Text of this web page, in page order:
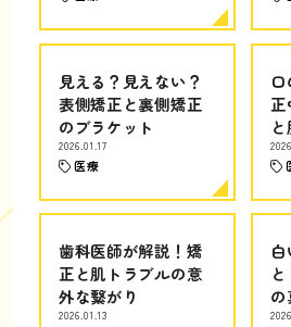
見える？見えない？
表側矯正と裏側矯正
のブラケット
2026.01.17
医療
歯科医師が解説！矯
正と肌トラブルの意
外な繋がり
2026.01.13
の